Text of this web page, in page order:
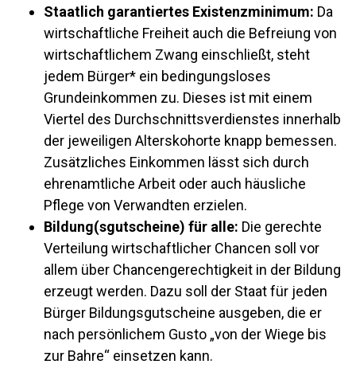
Staatlich garantiertes Existenzminimum: Da
wirtschaftliche Freiheit auch die Befreiung von
wirtschaftlichem Zwang einschließt, steht
jedem Bürger* ein bedingungsloses
Grundeinkommen zu. Dieses ist mit einem
Viertel des Durchschnittsverdienstes innerhalb
der jeweiligen Alterskohorte knapp bemessen.
Zusätzliches Einkommen lässt sich durch
ehrenamtliche Arbeit oder auch häusliche
Pflege von Verwandten erzielen.
Bildung(sgutscheine) für alle: Die gerechte
Verteilung wirtschaftlicher Chancen soll vor
allem über Chancengerechtigkeit in der Bildung
erzeugt werden. Dazu soll der Staat für jeden
Bürger Bildungsgutscheine ausgeben, die er
nach persönlichem Gusto „von der Wiege bis
zur Bahre“ einsetzen kann.